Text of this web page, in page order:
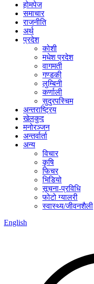
होमपेज
समाचार
राजनीति
अर्थ
प्रदेश
कोशी
मधेश प्रदेश
वागमती
गण्डकी
लुम्बिनी
कर्णाली
सुदुरपस्चिम
अन्तराष्ट्रिय
खेलकुद
मनोरञ्जन
अन्तर्वार्ता
अन्य
विचार
कृषि
फिचर
भिडियो
सूचना-प्रविधि
फोटो ग्यालरी
स्वास्थ्य/जीवनशैली
English